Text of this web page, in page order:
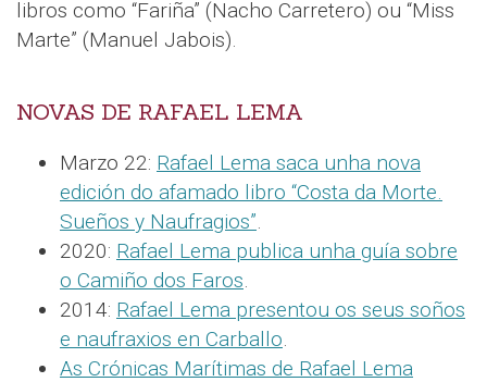
libros como “Fariña” (Nacho Carretero) ou “Miss
Marte” (Manuel Jabois).
NOVAS DE RAFAEL LEMA
Marzo 22: Rafael Lema saca unha nova
edición do afamado libro “Costa da Morte.
Sueños y Naufragios”.
2020: Rafael Lema publica unha guía sobre
o Camiño dos Faros.
2014: Rafael Lema presentou os seus soños
e naufraxios en Carballo.
As Crónicas Marítimas de Rafael Lema